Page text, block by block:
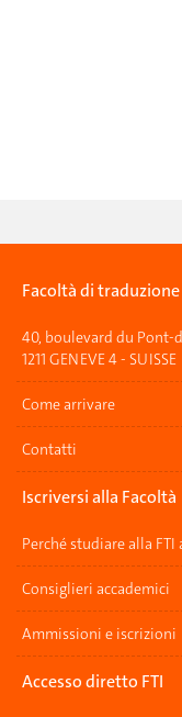
Facoltà di
40, boulevard du Pont-
1211 GENEVE 4 - SUISSE
Come arrivare
Contatti
Iscriversi alla Facoltà
Perché studiare alla FTI
Consiglieri accademici
Ammissioni e iscrizioni
Accesso diretto FTI